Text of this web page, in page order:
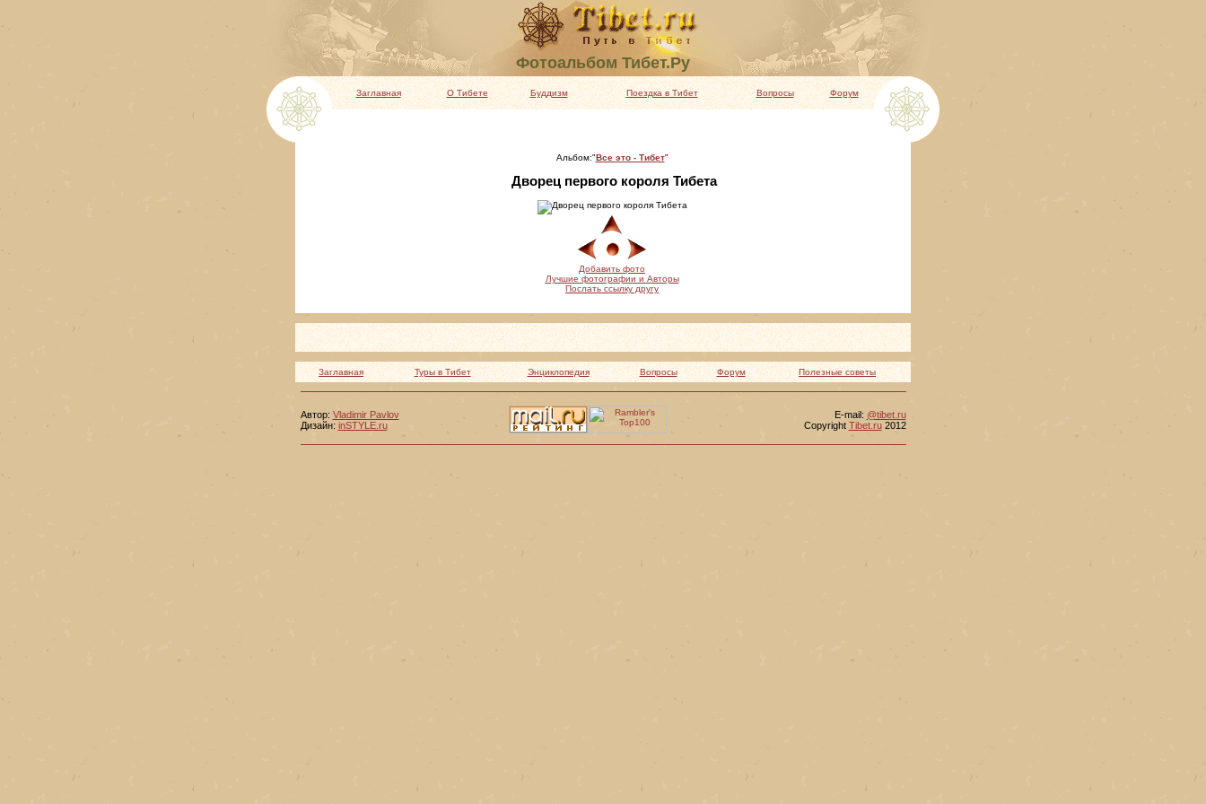
Фотоальбом Тибет.Ру
Заглавная О Тибете Буддизм Поездка в Тибет Вопросы Форум
Альбом:"Все это - Тибет"
Дворец первого короля Тибета
Добавить фото
Лучшие фотографии и Авторы
Послать ссылку другу
Заглавная Туры в Тибет Энциклопедия Вопросы Форум Полезные советы
Автор: Vladimir Pavlov
Дизайн: inSTYLE.ru
Е-mail: @tibet.ru
Copyright Tibet.ru2012